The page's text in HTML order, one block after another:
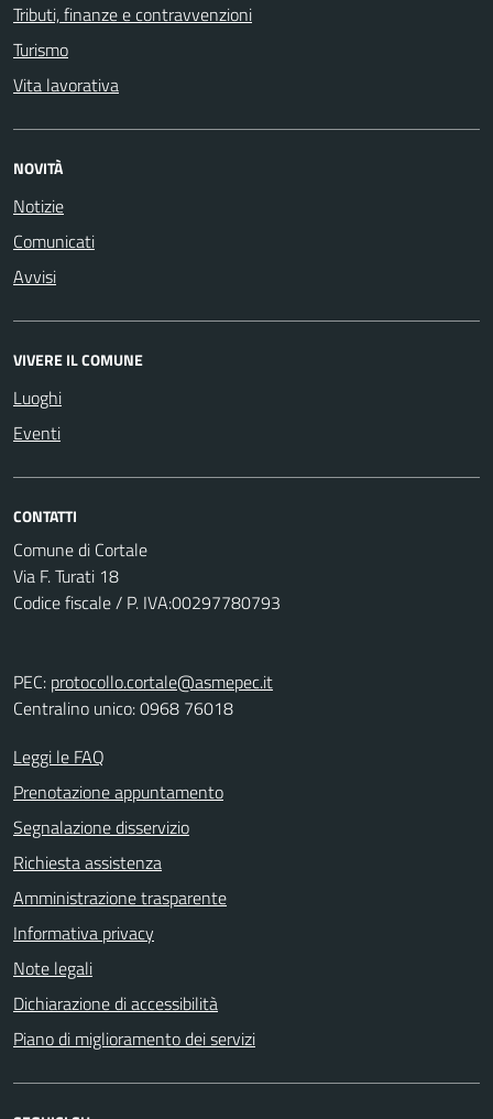
Tributi, finanze e contravvenzioni
Turismo
Vita lavorativa
NOVITÀ
Notizie
Comunicati
Avvisi
VIVERE IL COMUNE
Luoghi
Eventi
CONTATTI
Comune di Cortale
Via F. Turati 18
Codice fiscale / P. IVA:00297780793
PEC: protocollo.cortale@asmepec.it
Centralino unico: 0968 76018
Leggi le FAQ
Prenotazione appuntamento
Segnalazione disservizio
Richiesta assistenza
Amministrazione trasparente
Informativa privacy
Note legali
Dichiarazione di accessibilità
Piano di miglioramento dei servizi